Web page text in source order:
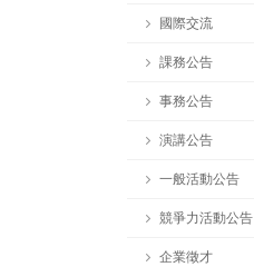
國際交流
課務公告
事務公告
演講公告
一般活動公告
競爭力活動公告
企業徵才